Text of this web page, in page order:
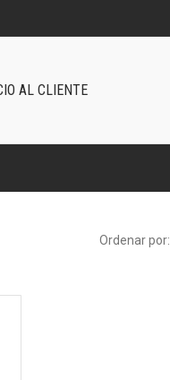
AL CLIENTE
Ordenar por: